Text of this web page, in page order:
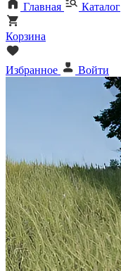
Главная Каталог
Корзина
Избранное Войти